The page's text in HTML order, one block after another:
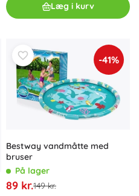
Læg i kurv
-41%
Bestway vandmåtte med
bruser
På lager
89 kr.149 kr.